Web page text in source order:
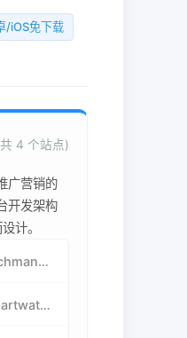
/iOS免下载
4 个站点)
广营销的
开发架构
计。
laohujiyouxi.smartwatchmanufacturer.cn
tanchisheyouxicelv.smartwatchmanufacturer.cn